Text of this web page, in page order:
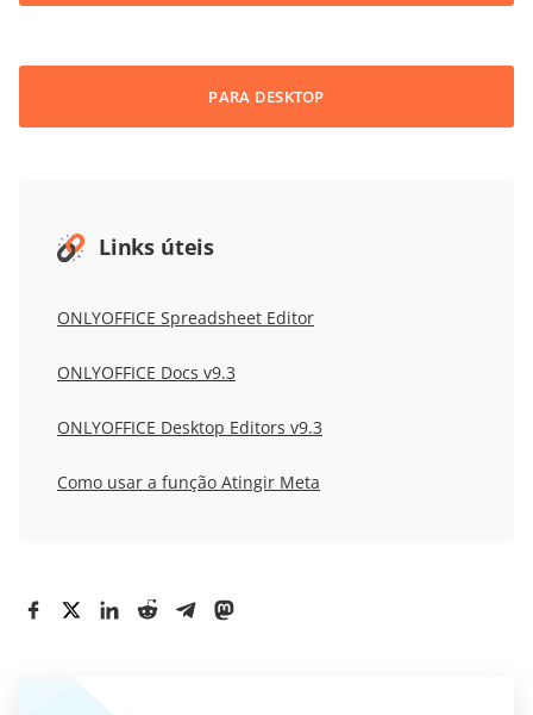
PARA DESKTOP
Links úteis
ONLYOFFICE Spreadsheet Editor
ONLYOFFICE Docs v9.3
ONLYOFFICE Desktop Editors v9.3
Como usar a função Atingir Meta